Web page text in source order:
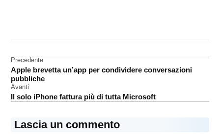
iOS
java
Navigazione
articoli
Precedente
Apple brevetta un’app per condividere conversazioni
pubbliche
Avanti
Il solo iPhone fattura più di tutta Microsoft
Lascia un commento